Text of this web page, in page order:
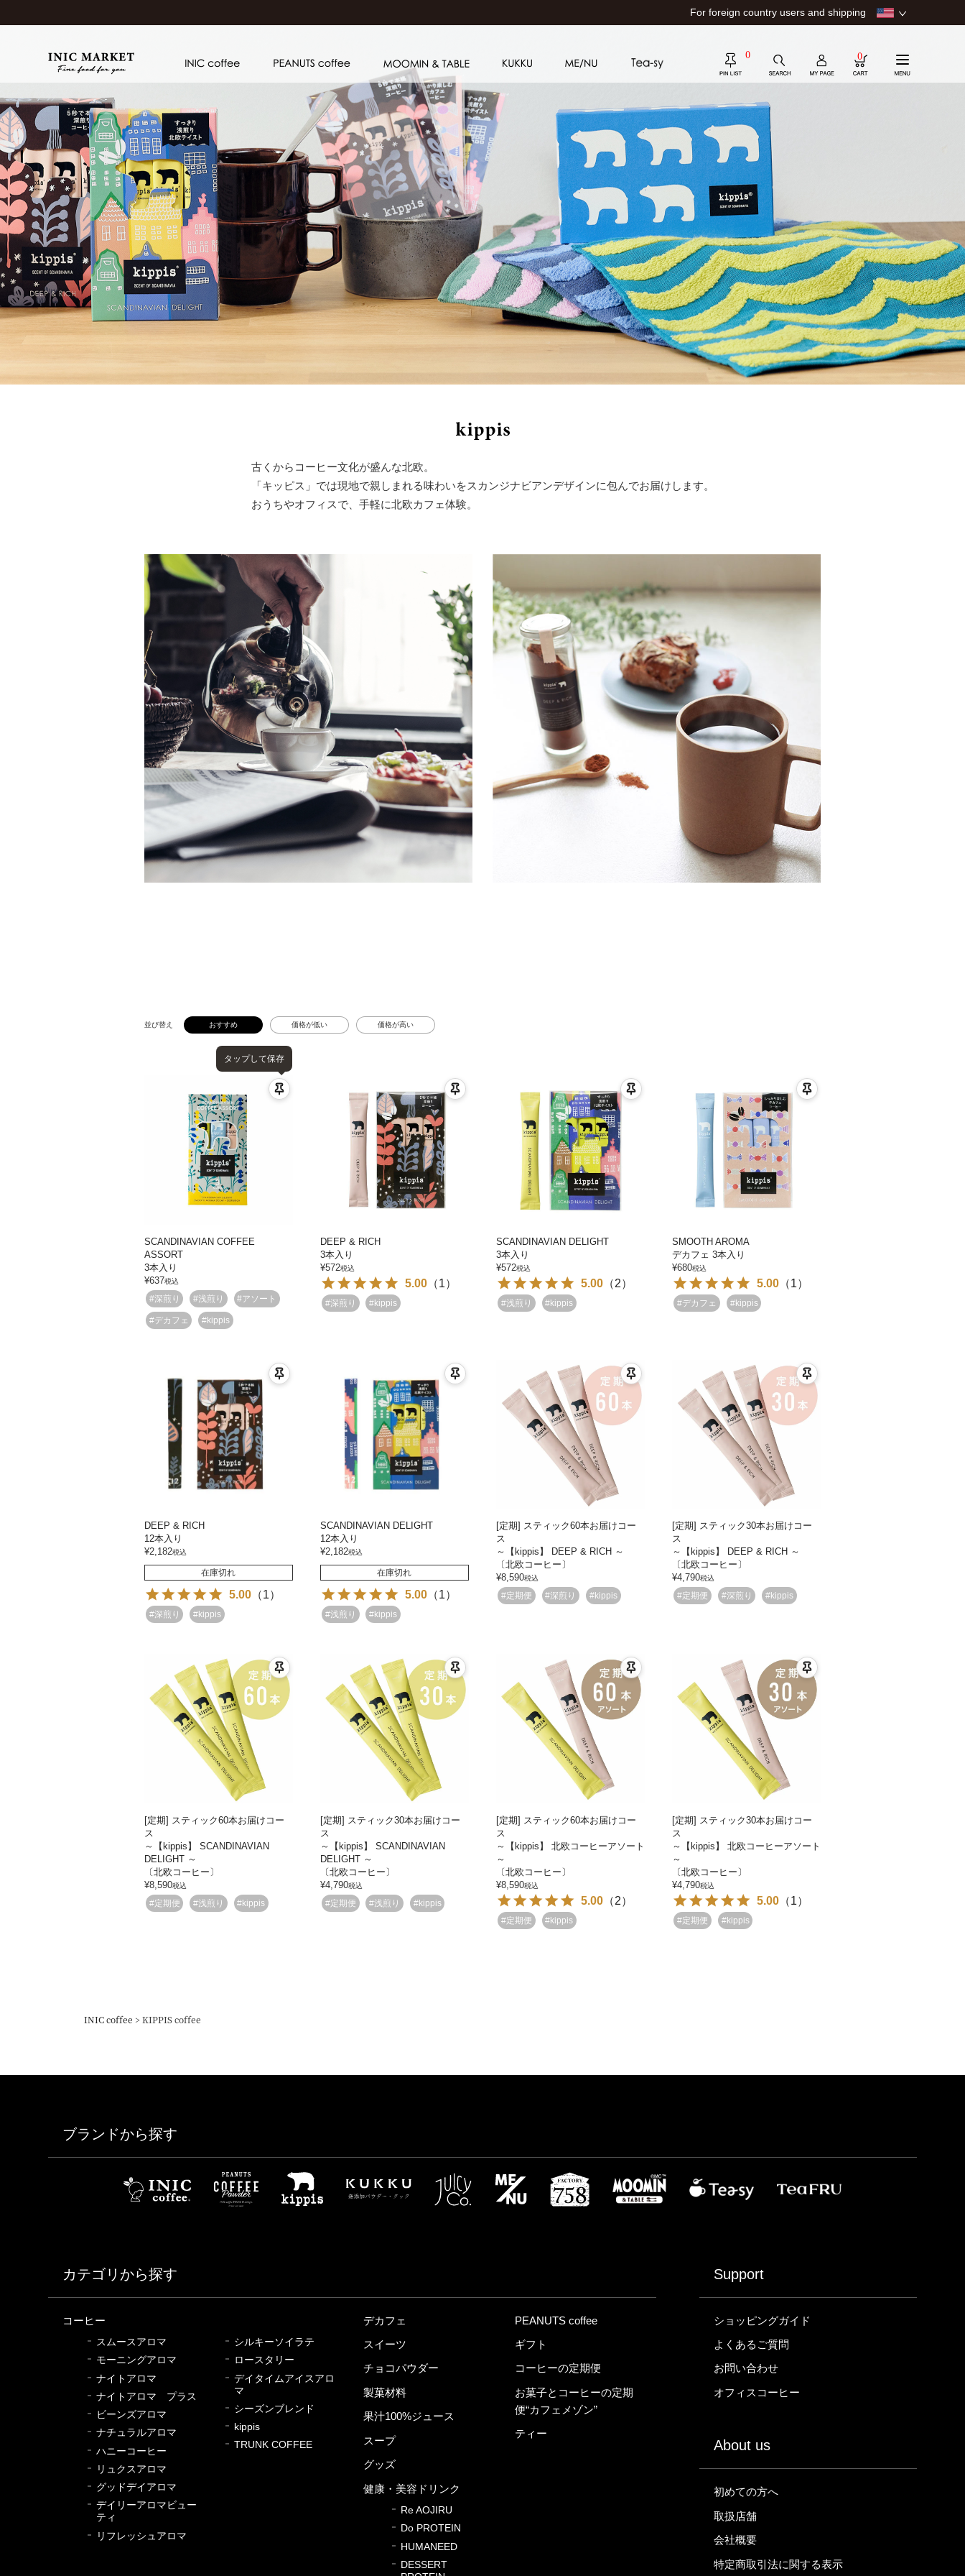
For foreign country users and shipping
0 0
古くからコーヒー文化が盛んな北欧。
「キッピス」では現地で親しまれる味わいをスカンジナビアンデザインに包んでお届けします。
おうちやオフィスで、手軽に北欧カフェ体験。
並び替え おすすめ 価格が低い 価格が高い
タップして保存
SCANDINAVIAN COFFEE
ASSORT
3本入り
¥637税込
#深煎り #浅煎り #アソート
#デカフェ #kippis
DEEP & RICH
3本入り
¥572税込
5.00（1）
#深煎り #kippis
SCANDINAVIAN DELIGHT
3本入り
¥572税込
5.00（2）
#浅煎り #kippis
SMOOTH AROMA
デカフェ 3本入り
¥680税込
5.00 （1）
#デカフェ #kippis
DEEP & RICH
12本入り
¥2,182税込
在庫切れ
5.00（1）
#深煎り #kippis
SCANDINAVIAN DELIGHT
12本入り
¥2,182税込
在庫切れ
5.00（1）
#浅煎り #kippis
[定期] スティック60本お届けコー
ス
～【kippis】 DEEP & RICH ～
〔北欧コーヒー〕
¥8,590税込
#定期便 #深煎り #kippis
[定期] スティック30本お届けコー
ス
～【kippis】 DEEP & RICH ～
〔北欧コーヒー〕
¥4,790税込
#定期便 #深煎り #kippis
[定期] スティック60本お届けコー
ス
～【kippis】 SCANDINAVIAN
DELIGHT ～
〔北欧コーヒー〕
¥8,590税込
#定期便 #浅煎り #kippis
[定期] スティック30本お届けコー
ス
～【kippis】 SCANDINAVIAN
DELIGHT ～
〔北欧コーヒー〕
¥4,790税込
#定期便 #浅煎り #kippis
[定期] スティック60本お届けコー
ス
～【kippis】 北欧コーヒーアソート
～
〔北欧コーヒー〕
¥8,590税込
5.00（2）
#定期便 #kippis
[定期] スティック30本お届けコー
ス
～【kippis】 北欧コーヒーアソート
～
〔北欧コーヒー〕
¥4,790税込
5.00 （1）
#定期便 #kippis
INIC coffee KIPPIS coffee
ブランドから探す
カテゴリから探す
コーヒー
スムースアロマ
モーニングアロマ
ナイトアロマ
ナイトアロマ プラス
ビーンズアロマ
ナチュラルアロマ
ハニーコーヒー
リュクスアロマ
グッドデイアロマ
デイリーアロマビュー
ティ
リフレッシュアロマ
シルキーソイラテ
ロースタリー
デイタイムアイスアロ
マ
シーズンブレンド
kippis
TRUNK COFFEE
デカフェ
スイーツ
チョコパウダー
製菓材料
果汁100%ジュース
スープ
グッズ
健康・美容ドリンク
Re AOJIRU
Do PROTEIN
HUMANEED
DESSERT
PEANUTS coffee
ギフト
コーヒーの定期便
お菓子とコーヒーの定期
便“カフェメゾン”
ティー
Support
ショッピングガイド
よくあるご質問
お問い合わせ
オフィスコーヒー
About us
初めての方へ
取扱店舗
会社概要
特定商取引法に関する表示